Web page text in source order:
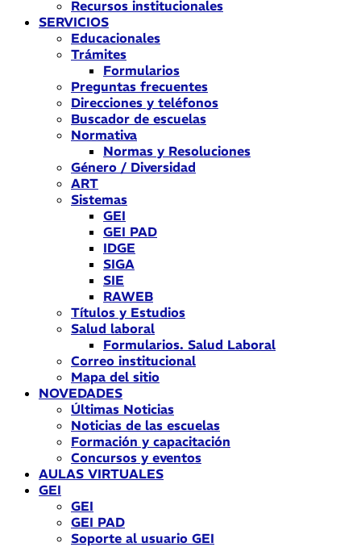
Recursos institucionales
SERVICIOS
Educacionales
Trámites
Formularios
Preguntas frecuentes
Direcciones y teléfonos
Buscador de escuelas
Normativa
Normas y Resoluciones
Género / Diversidad
ART
Sistemas
GEI
GEI PAD
IDGE
SIGA
SIE
RAWEB
Títulos y Estudios
Salud laboral
Formularios. Salud Laboral
Correo institucional
Mapa del sitio
NOVEDADES
Últimas Noticias
Noticias de las escuelas
Formación y capacitación
Concursos y eventos
AULAS VIRTUALES
GEI
GEI
GEI PAD
Soporte al usuario GEI